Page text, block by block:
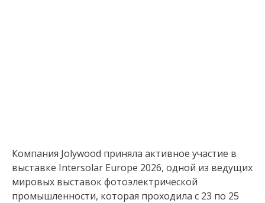
Компания Jolywood приняла активное участие в
выставке Intersolar Europe 2026, одной из ведущих
мировых выставок фотоэлектрической
промышленности, которая проходила с 23 по 25